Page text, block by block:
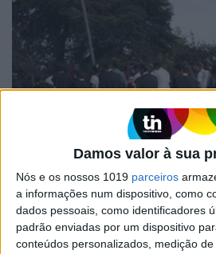
Damos valor à sua
Nós e os nossos 1019 parceiros
a informações num dispositivo, como
dados pessoais, como identificadores
padrão enviadas por um dispositivo
conteúdos personalizados, medição
SOCIEDADE
Menos 641 vagas no
este ano
Universidades e politécnicos